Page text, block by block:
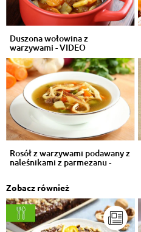
Duszona wołowina z
warzywami - VIDEO
Rosół z warzywami podawany z
naleśnikami z parmezanu -
Zobacz również